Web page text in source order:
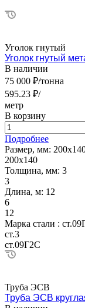
Уголок гнутый
Уголок гнутый
В наличии
75 000 ₽/тонна
595.23 ₽/
метр
В корзину
Подробнее
Размер, мм:
200х140
Толщина, мм: 3
3
Длина, м: 12
6
12
Марка стали :
ст.3
ст.09Г2С
Труба ЭСВ
Труба ЭСВ